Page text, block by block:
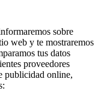
sobre
web y te mostraremos
tus datos
proveedores
publicidad online,